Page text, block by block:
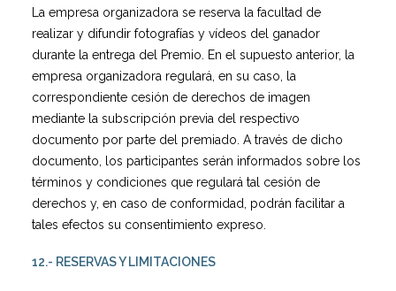
La empresa organizadora se reserva la facultad de
realizar y difundir fotografías y vídeos del ganador
durante la entrega del Premio. En el supuesto anterior, la
empresa organizadora regulará, en su caso, la
correspondiente cesión de derechos de imagen
mediante la subscripción previa del respectivo
documento por parte del premiado. A través de dicho
documento, los participantes serán informados sobre los
términos y condiciones que regulará tal cesión de
derechos y, en caso de conformidad, podrán facilitar a
tales efectos su consentimiento expreso.
12.- RESERVAS Y LIMITACIONES